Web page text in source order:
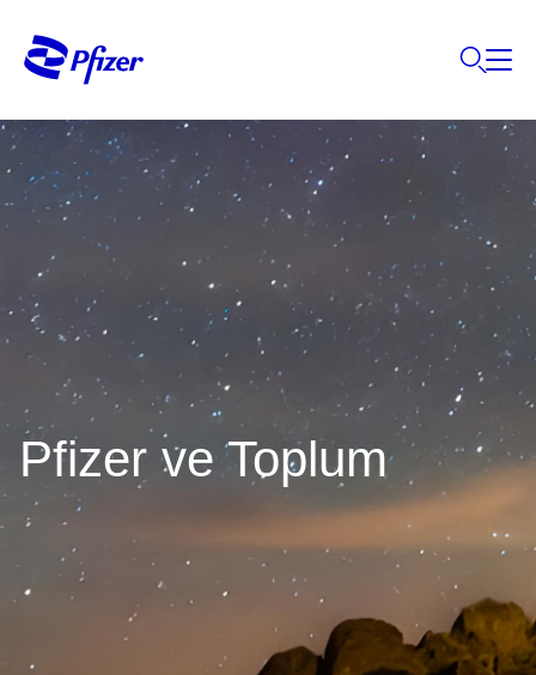
Pfizer ve Toplum